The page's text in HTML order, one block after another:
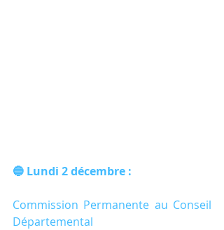
🔵 Lundi 2 décembre :
Commission Permanente au Conseil
Départemental